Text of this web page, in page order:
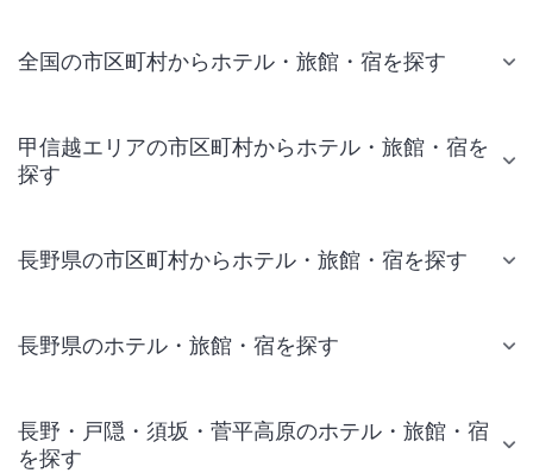
全国の市区町村からホテル・旅館・宿を探す
甲信越エリアの市区町村からホテル・旅館・宿を
探す
長野県の市区町村からホテル・旅館・宿を探す
長野県のホテル・旅館・宿を探す
長野・戸隠・須坂・菅平高原のホテル・旅館・宿
を探す